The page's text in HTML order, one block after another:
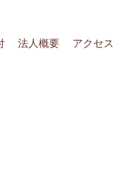
法人概要 アクセス